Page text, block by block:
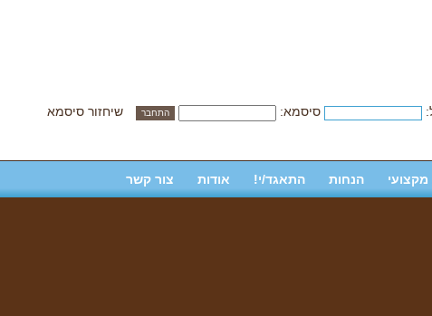
סיסמא:
שיחזור סיסמא
מקצועי הנחות התאגד/י! אודות צור קשר